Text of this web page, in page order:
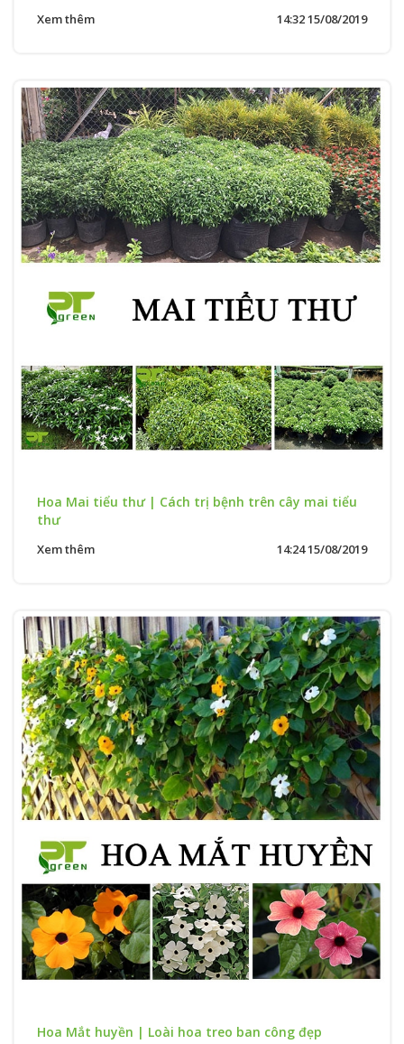
Xem thêm 14:32 15/08/2019
Hoa Mai tiểu thư | Cách trị bệnh trên cây mai tiểu
thư
Xem thêm 14:24 15/08/2019
Hoa Mắt huyền | Loài hoa treo ban công đẹp